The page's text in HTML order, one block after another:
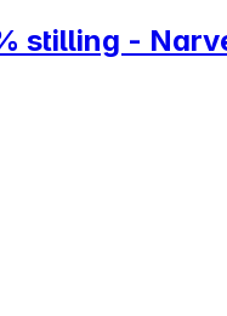
stilling -